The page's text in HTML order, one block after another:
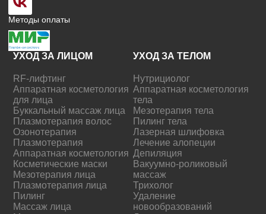
Методы оплаты
УХОД ЗА ЛИЦОМ
RF-лифтинг
Аппаратная косметология
для лица
Буккальный массаж лица
Плазмотерапия волос
Озонотерапия
Плазмотерапия
Аппаратная косметология
Косметические маски
Мезотерапия лица
Плазмотерапия лица
Пилинг
Массаж лица
УХОД ЗА ТЕЛОМ
Нутрициолог
Аппаратная косметология
тела
Мезотерапия тела
Пилинг тела
Лазерная шлифовка
Лечение алопеции
Депиляция
Вакуумно-роликовый
массаж
Трихолог
Удаление
новообразований